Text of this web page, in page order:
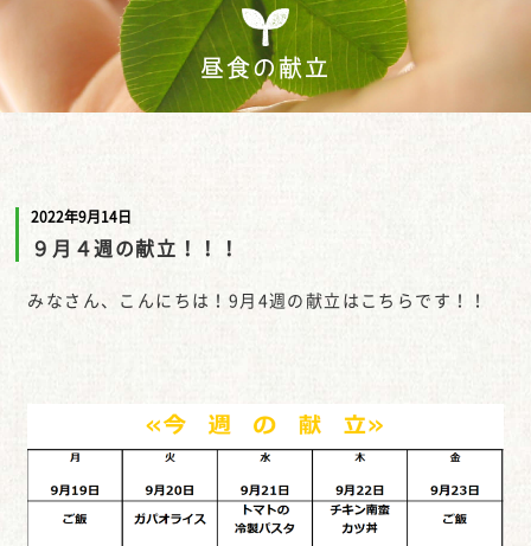
昼食の献立
2022年9月14日
９月４週の献立！！！
みなさん、こんにちは！9月4週の献立はこちらです！！